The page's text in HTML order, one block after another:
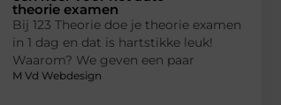
theorie examen
Bij 123 Theorie doe je theorie examen
in 1 dag en dat is hartstikke leuk!
Waarom? We geven een paar
M Vd Webdesign